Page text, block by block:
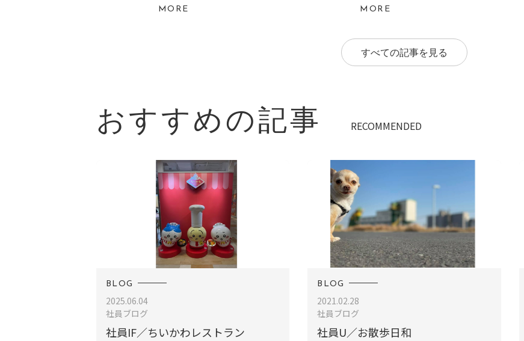
MORE MORE
すべての記事を見る
おすすめの記事 RECOMMENDED
BLOG
2025.06.04
社員ブログ
社員IF／ちいかわレストラン
BLOG
2021.02.28
社員ブログ
社員U／お散歩日和